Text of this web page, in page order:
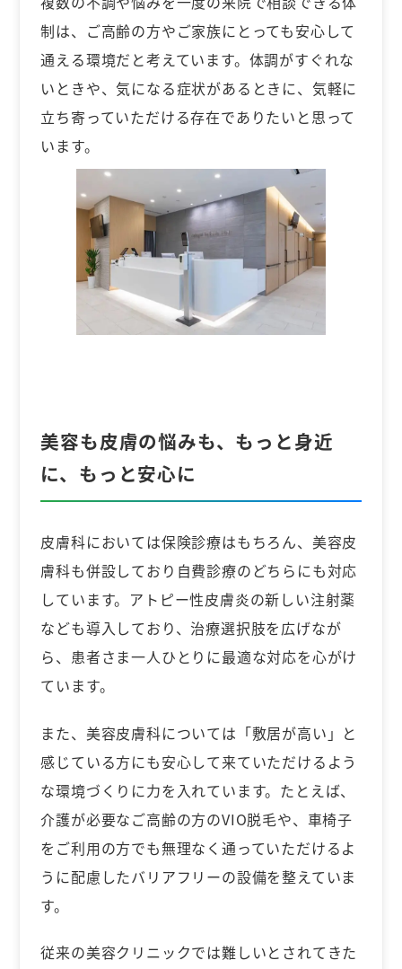
制は、ご高齢の方やご家族にとっても安心して
通える環境だと考えています。体調がすぐれな
いときや、気になる症状があるときに、気軽に
立ち寄っていただける存在でありたいと思って
います。
美容も皮膚の悩みも、もっと身近
に、もっと安心に
皮膚科においては保険診療はもちろん、美容皮
膚科も併設しており自費診療のどちらにも対応
しています。アトピー性皮膚炎の新しい注射薬
なども導入しており、治療選択肢を広げなが
ら、患者さま一人ひとりに最適な対応を心がけ
ています。
また、美容皮膚科については「敷居が高い」と
感じている方にも安心して来ていただけるよう
な環境づくりに力を入れています。たとえば、
介護が必要なご高齢の方のVIO脱毛や、車椅子
をご利用の方でも無理なく通っていただけるよ
うに配慮したバリアフリーの設備を整えていま
す。
従来の美容クリニックでは難しいとされてきた